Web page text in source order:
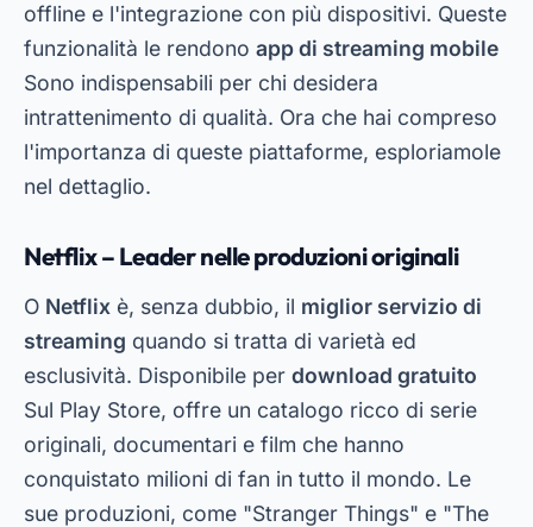
offline e l'integrazione con più dispositivi. Queste
funzionalità le rendono app di streaming mobile
Sono indispensabili per chi desidera
intrattenimento di qualità. Ora che hai compreso
l'importanza di queste piattaforme, esploriamole
nel dettaglio.
Netflix – Leader nelle produzioni originali
O Netflix è, senza dubbio, il miglior servizio di
streaming quando si tratta di varietà ed
esclusività. Disponibile per download gratuito
Sul Play Store, offre un catalogo ricco di serie
originali, documentari e film che hanno
conquistato milioni di fan in tutto il mondo. Le
sue produzioni, come "Stranger Things" e "The